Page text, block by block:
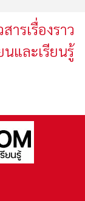
รเรื่องราว
และเรียนรู้